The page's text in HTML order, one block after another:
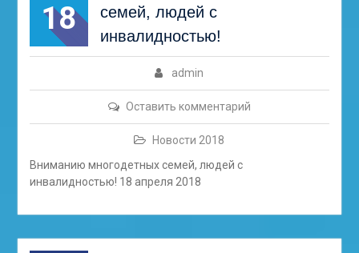
18
семей, людей с
инвалидностью!
admin
Оставить комментарий
Новости 2018
Вниманию многодетных семей, людей с
инвалидностью! 18 апреля 2018